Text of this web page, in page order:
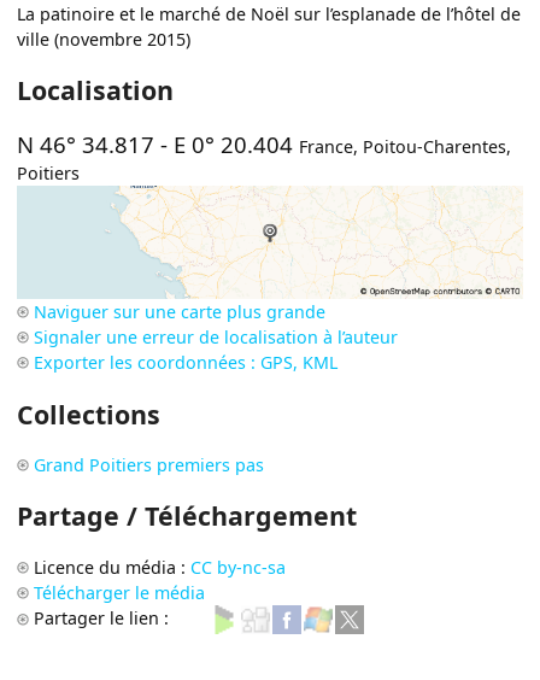
La patinoire et le marché de Noël sur l’esplanade de l’hôtel de
ville (novembre 2015)
Localisation
N 46° 34.817 - E 0° 20.404 France, Poitou-Charentes,
Poitiers
Naviguer sur une carte plus grande
Signaler une erreur de localisation à l’auteur
Exporter les coordonnées : GPS, KML
Collections
Grand Poitiers premiers pas
Partage / Téléchargement
Licence du média : CC by-nc-sa
Télécharger le média
Partager le lien :